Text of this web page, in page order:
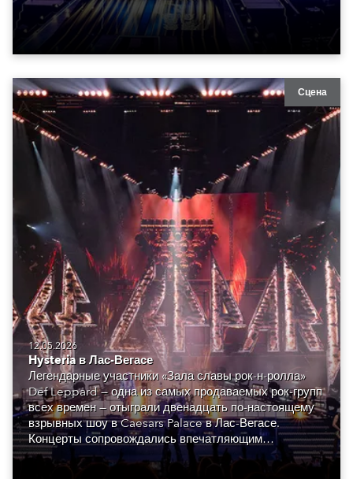
Сцена
12.05.2026
Hysteria в Лас-Вегасе
Легендарные участники «Зала славы рок-н-ролла»
Def Leppard — одна из самых продаваемых рок-групп
всех времен — отыграли двенадцать по-настоящему
взрывных шоу в Caesars Palace в Лас-Вегасе.
Концерты сопровождались впечатляющим
визуальным оформлением, созданным монреальской
Luz Studio.